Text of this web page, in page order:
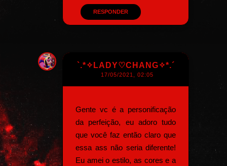
RESPONDER
`.*✧LADY♡CHANG✧*.´
17/05/2021, 02:05
Gente vc é a personificação
da perfeição, eu adoro tudo
que você faz então claro que
essa ass não seria diferente!
Eu amei o estilo, as cores e a